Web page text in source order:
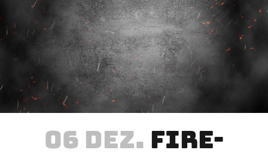
06 DEZ. FIRE-